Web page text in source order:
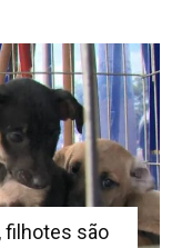
filhotes são